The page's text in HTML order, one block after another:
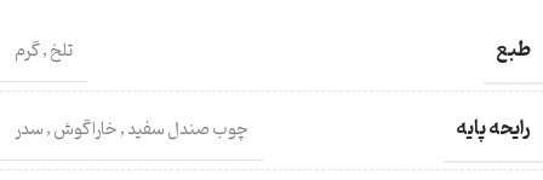
طبع تلخ,گرم
رایحه پایه چوب صندل سفید,خاراگوش,سدر